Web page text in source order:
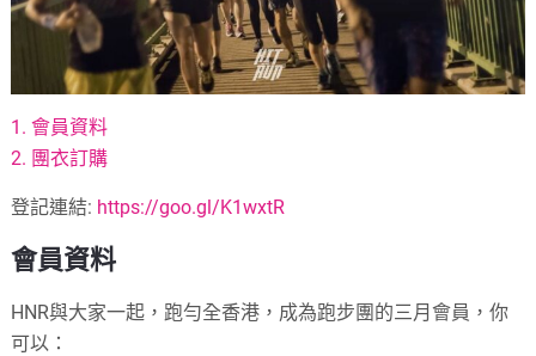
1. 會員資料
2. 團衣訂購
登記連結: https://goo.gl/K1wxtR
會員資料
HNR與大家一起，跑勻全香港，成為跑步團的三月會員，你
可以：